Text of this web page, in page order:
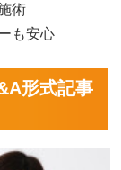
術
も安心
形式記事